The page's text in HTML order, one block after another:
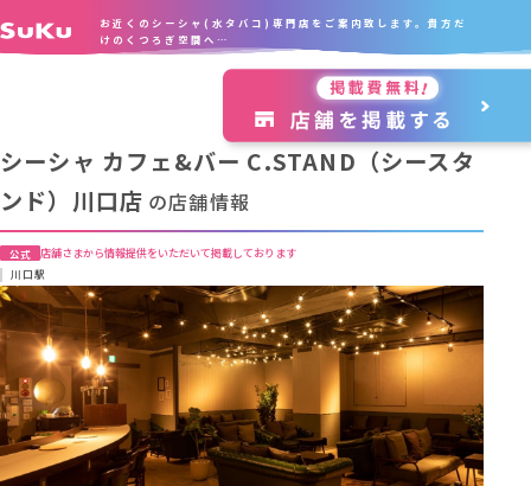
お近くのシーシャ(水タバコ)専門店をご案内致します。貴方だ
けのくつろぎ空間へ…
シーシャ カフェ&バー C.STAND（シースタ
ンド）川口店 の店舗情報
公式
店舗さまから情報提供をいただいて掲載しております
川口駅